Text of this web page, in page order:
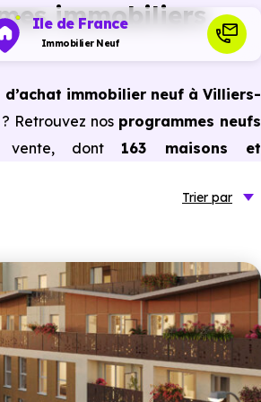
Ile de France
Immobilier Neuf
immobiliers
immobilier neuf à Villiers-
? Retrouvez nos programmes neufs
vente, dont 163 maisons et
(94350), vous pouvez aussi
du neuf :PTZ, TVA réduite
frais de notaire réduits, bonnes
garanties constructeur, etc.
Trier par